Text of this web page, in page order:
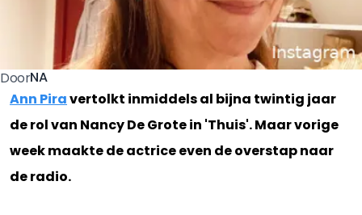
DoorNA
Ann Piravertolkt inmiddels al bijna twintig jaar
de rol van Nancy De Grote in 'Thuis'. Maar vorige
week maakte de actrice even de overstap naar
de radio.